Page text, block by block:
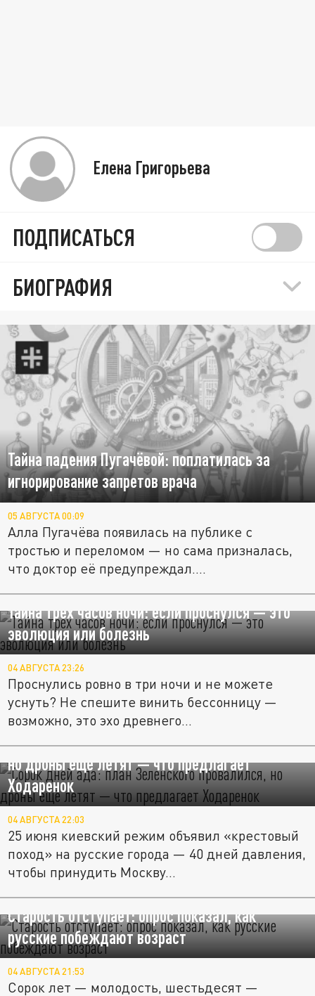
Елена Григорьева
ПОДПИСАТЬСЯ
БИОГРАФИЯ
Тайна падения Пугачёвой: поплатилась за
игнорирование запретов врача
05 АВГУСТА 00:09
Алла Пугачёва появилась на публике с
тростью и переломом — но сама призналась,
что доктор её предупреждал....
Тайна трёх часов ночи: если проснулся — это
эволюция или болезнь
04 АВГУСТА 23:26
Проснулись ровно в три ночи и не можете
уснуть? Не спешите винить бессонницу —
возможно, это эхо древнего...
Сорок дней ада: план Зеленского провалился,
но дроны ещё летят — что предлагает
Ходаренок
04 АВГУСТА 22:03
25 июня киевский режим объявил «крестовый
поход» на русские города — 40 дней давления,
чтобы принудить Москву...
Старость отступает: опрос показал, как
русские побеждают возраст
04 АВГУСТА 21:53
Сорок лет — молодость, шестьдесят —